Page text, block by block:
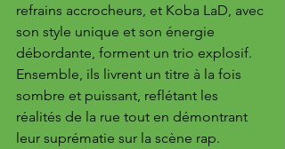
refrains accrocheurs, et Koba LaD, avec
son style unique et son énergie
débordante, forment un trio explosif.
Ensemble, ils livrent un titre à la fois
sombre et puissant, reflétant les
réalités de la rue tout en démontrant
leur suprématie sur la scène rap.